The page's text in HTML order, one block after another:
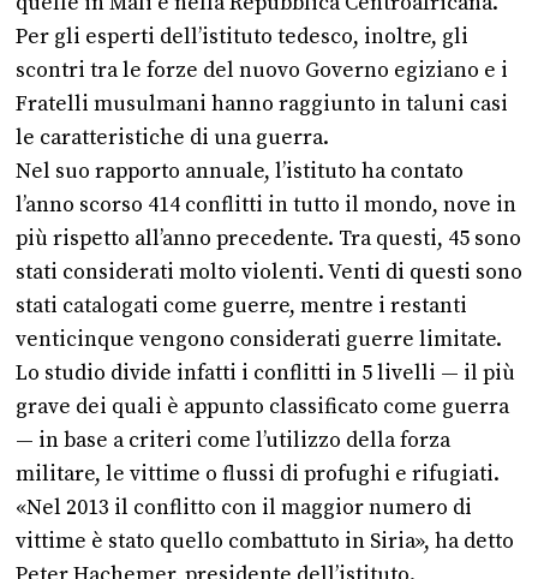
Per gli esperti dell’istituto tedesco, inoltre, gli
scontri tra le forze del nuovo Governo egiziano e i
Fratelli musulmani hanno raggiunto in taluni casi
le caratteristiche di una guerra.
Nel suo rapporto annuale, l’istituto ha contato
l’anno scorso 414 conflitti in tutto il mondo, nove in
più rispetto all’anno precedente. Tra questi, 45 sono
stati considerati molto violenti. Venti di questi sono
stati catalogati come guerre, mentre i restanti
venticinque vengono considerati guerre limitate.
Lo studio divide infatti i conflitti in 5 livelli — il più
grave dei quali è appunto classificato come guerra
— in base a criteri come l’utilizzo della forza
militare, le vittime o flussi di profughi e rifugiati.
«Nel 2013 il conflitto con il maggior numero di
vittime è stato quello combattuto in Siria», ha detto